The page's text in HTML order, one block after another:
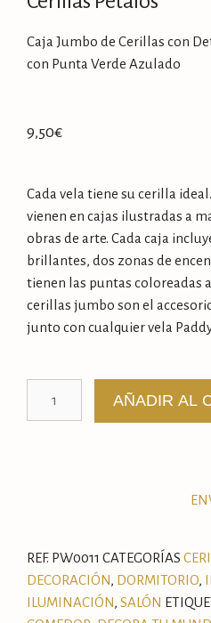
Caja Jumbo de Cerillas con
con Punta Verde Azulado
9,50€
Cada vela tiene su cerilla
vienen en cajas ilustradas a
obras de arte. Cada caja
brillantes, dos zonas de
tienen las puntas coloreadas
cerillas jumbo son el
junto con cualquier vela
AÑADIR AL
REF. PW0011 CATEGORÍAS
DECORACIÓN, DORMITORIO,
ILUMINACIÓN, SALÓN